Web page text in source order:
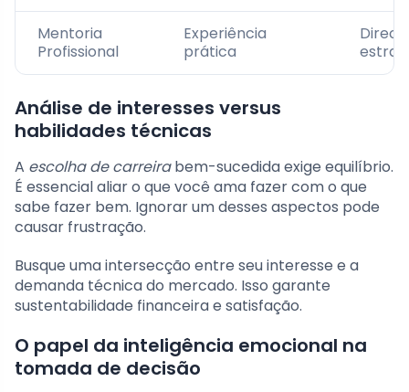
Mentoria
Profissional
Experiência
prática
Análise de interesses versus
habilidades técnicas
A escolha de carreirabem-sucedida exige equilíbrio.
É essencial aliar o que você ama fazer com o que
sabe fazer bem. Ignorar um desses aspectos pode
causar frustração.
Busque uma intersecção entre seu interesse e a
demanda técnica do mercado. Isso garante
sustentabilidade financeira e satisfação.
O papel da inteligência emocional na
tomada de decisão